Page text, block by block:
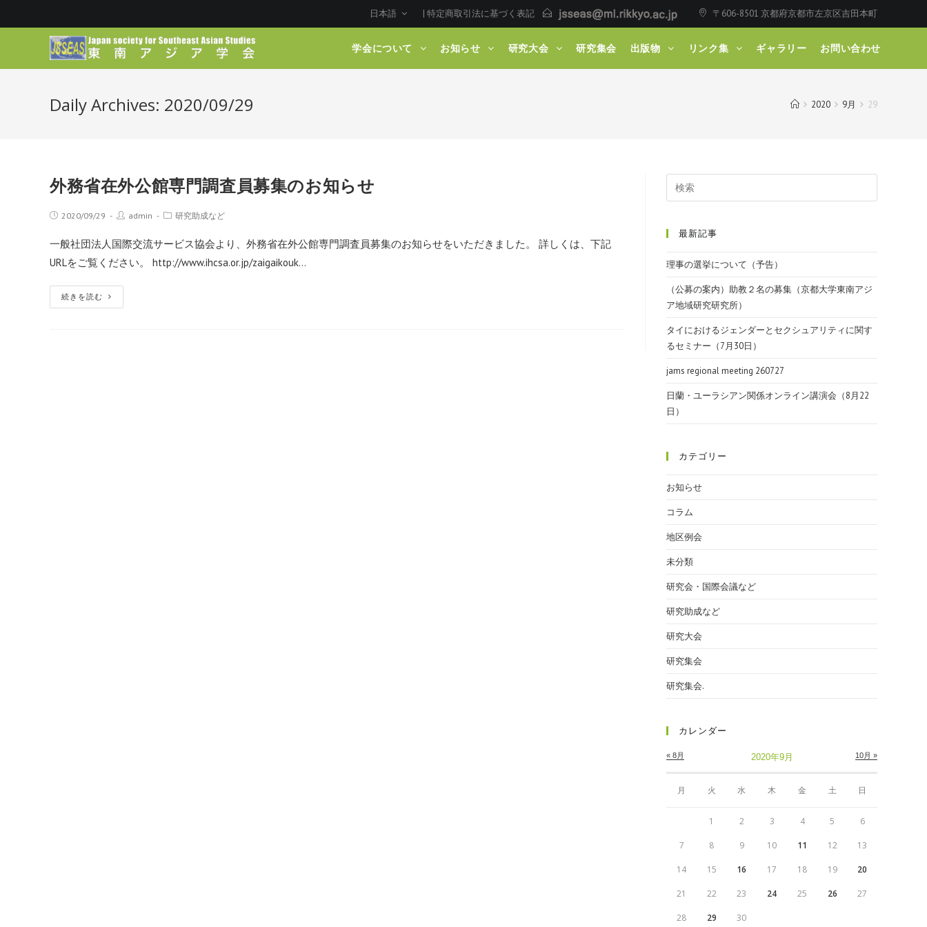
日本語 | 特定商取引法に基づく表記 〒606-8501 京都府京都市左京区吉田本町
学会について お知らせ 研究大会 研究集会 出版物 リンク集 ギャラリー お問い合わせ
Daily Archives: 2020/09/29 2020 9月 29
外務省在外公館専門調査員募集のお知らせ
2020/09/29 admin 研究助成など
一般社団法人国際交流サービス協会より、外務省在外公館専門調査員募集のお知らせをいただきました。 詳しくは、下記
URLをご覧ください。 http://www.ihcsa.or.jp/zaigaikouk…
続きを読む
最新記事
理事の選挙について（予告）
（公募の案内）助教２名の募集（京都大学東南アジ
ア地域研究研究所）
タイにおけるジェンダーとセクシュアリティに関す
るセミナー（7月30日）
jams regional meeting 260727
日蘭・ユーラシアン関係オンライン講演会（8月22
日）
カテゴリー
お知らせ
コラム
地区例会
未分類
研究会・国際会議など
研究助成など
研究大会
研究集会
研究集会.
カレンダー
2020年9月
月 火 水 木 金 土 日
« 8月 10月 »
1 2 3 4 5 6
7 8 9 10 11 12 13
14 15 16 17 18 19 20
21 22 23 24 25 26 27
28 29 30